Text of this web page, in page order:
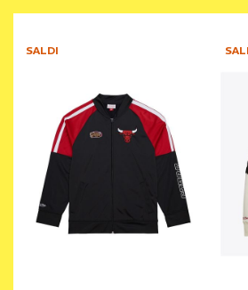
SALDI